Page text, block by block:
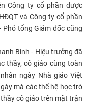
Công ty cổ phần dược
và Công ty cổ phần
Phó tổng Giám đốc cũng
Bình - Hiệu trưởng đã
thầy, cô giáo cùng toàn
ngày Nhà giáo Việt
mà các thế hệ học trò
cô giáo trên mặt trận